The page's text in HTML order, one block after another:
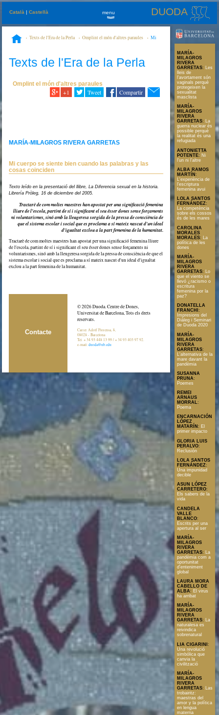
Català |Castellà DUODA
menu
»
Texts de l'Era de la Perla Omplint el món d'altres paraules
Mi
Texts de l'Era de la Perla
Omplint el món d'altres paraules
+1 Tweet Compartir
MARÍA-MILAGROS RIVERA GARRETAS
Mi cuerpo se siente bien cuando las palabras y las
cosas coinciden
Texto leído en la presentació del llibre,La Diferencia sexual en la historia
Librería Pròleg, 16 de diciembre del 2005.
Tractarè de com moltes maestres han apostat per una significació femenina
lliure de l'escola, partint de sí i significant el seu ésser dones sense forçaments
ni voluntarismes, sinó amb la lleugeresa sorgida de la pressa de consciència de
que el sistema escolar i social que es proclama a sí mateix nascut d'un ideal
d'igualtat exclou a la part femenina de la humanitat.
Tractarè de com moltes maestres han apostat per una significació femenina lliure
de l'escola, partint de sí i significant el seu ésser dones sense forçaments ni
voluntarismes, sinó amb la lleugeresa sorgida de la pressa de consciència de que el
sistema escolar i social que es proclama a sí mateix nascut d'un ideal d'igualtat
exclou a la part femenina de la humanitat.
Contacte
© 2026 Duoda. Centre de Dones,
Universitat de Barcelona, Tots els drets
reservats.
Carrer Adolf Florensa, 8,
08028 - Barcelona
Tel. + 34 93 448 13 99 / + 34 93 403 97 92.
e-mail:duoda@ub.edu
MARÍA-
MILAGROS
RIVERA
GARRETAS: Les
lleis de
l'avortament són
vaginals perquè
protegeixen la
sexualitat
masclista
MARÍA-
MILAGROS
RIVERA
GARRETAS: La
guerra nuclear és
possible perquè
la realitat és una
refugiada
ANTONIETTA
POTENTE: Ni
l’un ni l’altre
ALBA RAMOS
MARTÍN :
L'experiència de
l'escriptura
femenina avui
LOLA SANTOS
FERNÁNDEZ:
La competència
sobre els cossos
és de les mares
CAROLINA
MORALES
MORALES:
La
política de les
dones
MARÍA-
MILAGROS
RIVERA
GARRETAS:
Lo
que el viento se
llevó ¿racismo o
escritura
femenina por la
paz?
DONATELLA
FRANCHI :
Impresions del
Diàleg i Seminari
de Duoda 2020
MARÍA-
MILAGROS
RIVERA
GARRETAS:
L'alternativa de la
mare davant la
pandèmia
SUSANNA
PRUNA:
Poemes
REMEI
ARNAUS
MORRAL:
Poema
ENCARNACIÓN
LÓPEZ
MATARÍN : El
primer impacto
GLORIA LUIS
PERALVO:
Reclusión
LOLA SANTOS
FERNÁNDEZ:
Una impunidad
decible
ASUN LÓPEZ
CARRETERO:
Els sabers de la
vida
CANDELA
VALLE
BLANCO:
Escrits per una
apertura al ser
MARÍA-
MILAGROS
RIVERA
GARRETAS:
La
pandèmia com a
oportunitat
d'enteniment
global
LAURA MORA
CABELLO DE
ALBA: El virus
ha arribat
MARÍA-
MILAGROS
RIVERA
GARRETAS: La
naturalesa es
reivindica
sobrenatural
LIA CIGARINI :
Una revolució
simbólica que
canvia la
civilització
MARÍA-
MILAGROS
RIVERA
GARRETAS: Las
trobairitz:
maestras del
amor y la política
en lengua
materna